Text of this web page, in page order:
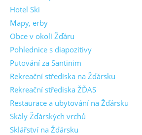
Hotel Ski
Mapy, erby
Obce v okolí Žďáru
Pohlednice s diapozitivy
Putování za Santinim
Rekreační střediska na Žďársku
Rekreační střediska ŽĎAS
Restaurace a ubytování na Žďársku
Skály Žďárských vrchů
Sklářství na Žďársku